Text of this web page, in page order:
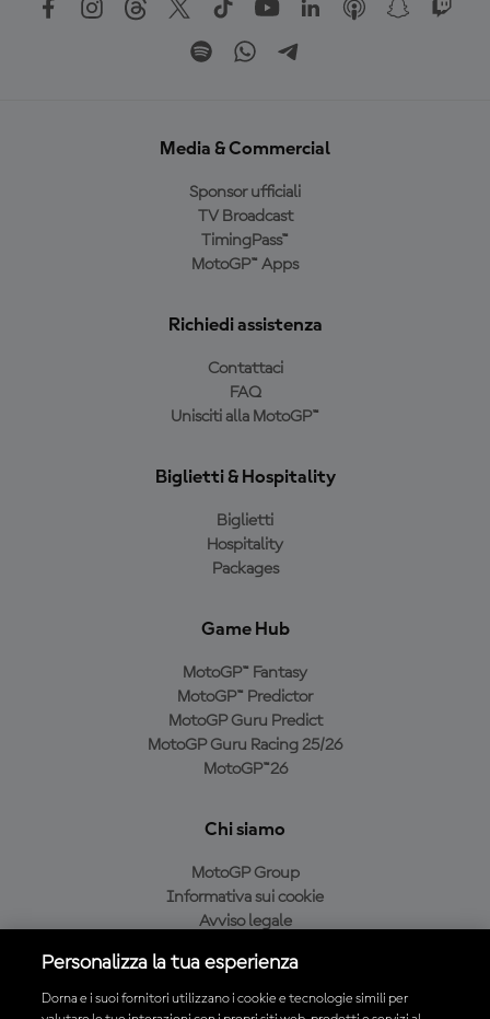
Media & Commercial
Sponsor ufficiali
TV Broadcast
TimingPass™
MotoGP™ Apps
Richiedi assistenza
Contattaci
FAQ
Unisciti alla MotoGP™
Biglietti & Hospitality
Biglietti
Hospitality
Packages
Game Hub
MotoGP™ Fantasy
MotoGP™ Predictor
MotoGP Guru Predict
MotoGP Guru Racing 25/26
MotoGP™26
Chi siamo
MotoGP Group
Informativa sui cookie
Avviso legale
Condizioni di acquisto
Personalizza la tua esperienza
Dorna e i suoi fornitori utilizzano i cookie e tecnologie simili per